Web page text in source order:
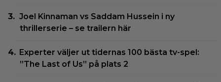
Joel Kinnaman vs Saddam Hussein i ny
thrillerserie – se trailern här
Experter väljer ut tidernas 100 bästa tv-spel:
”The Last of Us” på plats 2